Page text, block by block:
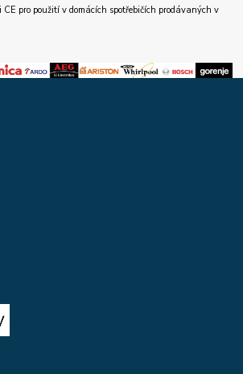
pro použití v domácích spotřebičích prodávaných v